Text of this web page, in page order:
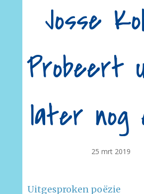
Josse
Probeert
later nog
25 mrt 2019
Uitgesproken poëzie